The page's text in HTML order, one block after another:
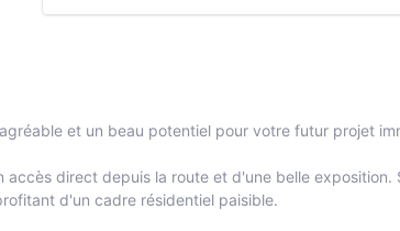
et un beau potentiel pour votre futur projet
direct depuis la route et d'une belle exposition.
d'un cadre résidentiel paisible.